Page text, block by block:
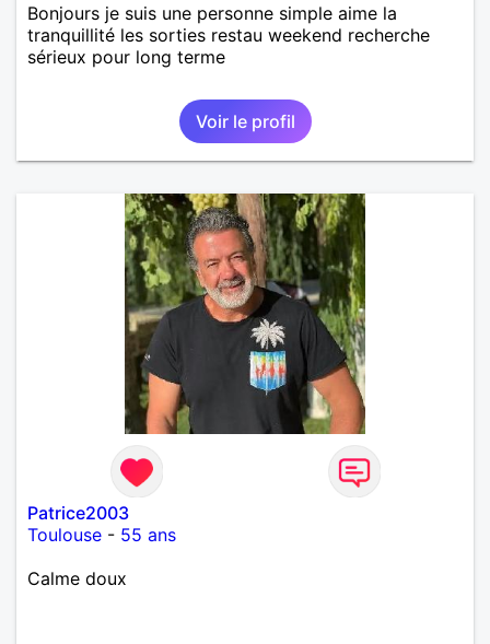
Bonjours je suis une personne simple aime la
tranquillité les sorties restau weekend recherche
sérieux pour long terme
Voir le profil
Patrice2003
Toulouse - 55 ans
Calme doux